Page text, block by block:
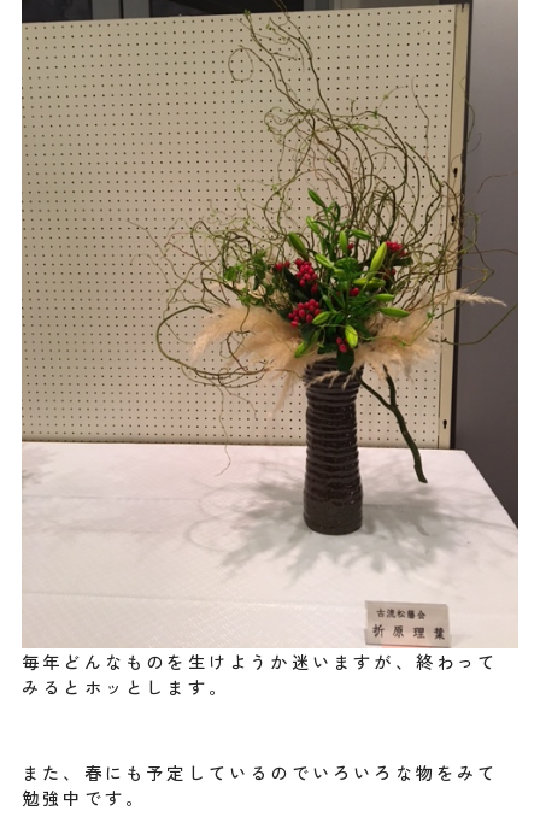
毎年どんなものを生けようか迷いますが、終わって
みるとホッとします。
また、春にも予定しているのでいろいろな物をみて
勉強中です。